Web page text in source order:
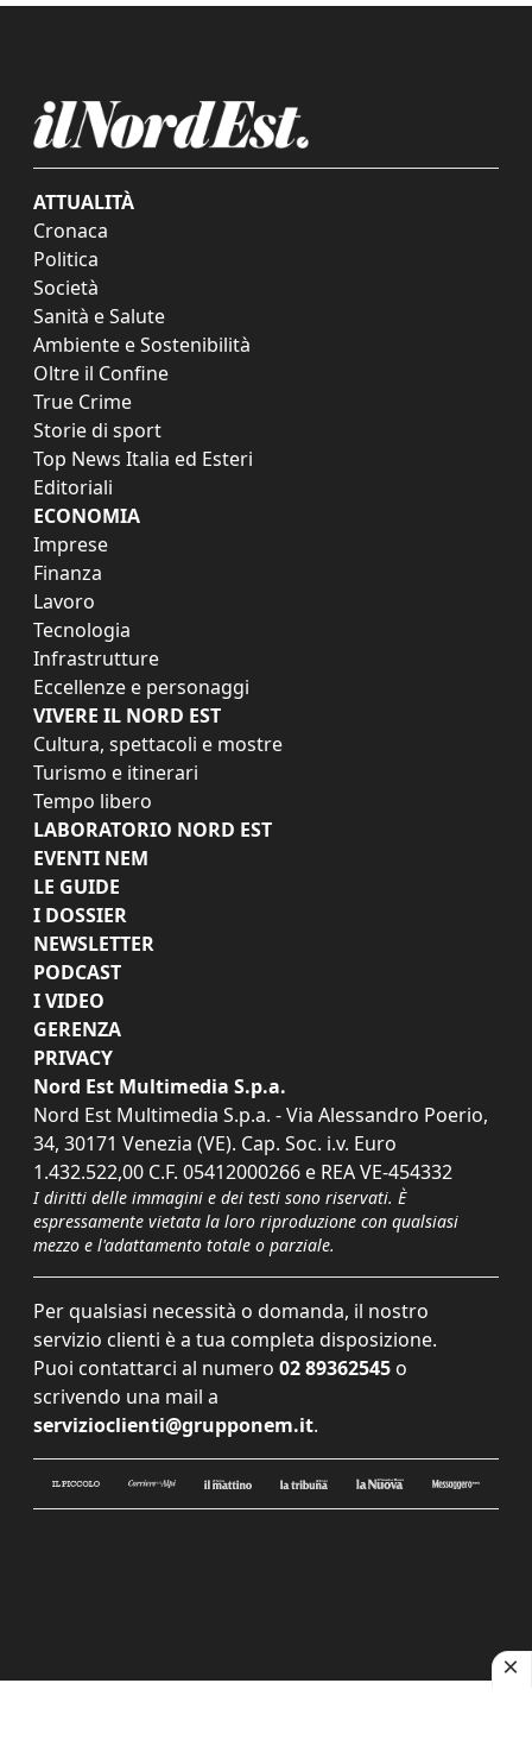
ATTUALITÀ
Cronaca
Politica
Società
Sanità e Salute
Ambiente e Sostenibilità
Oltre il Confine
True Crime
Storie di sport
Top News Italia ed Esteri
Editoriali
ECONOMIA
Imprese
Finanza
Lavoro
Tecnologia
Infrastrutture
Eccellenze e personaggi
VIVERE IL NORD EST
Cultura, spettacoli e mostre
Turismo e itinerari
Tempo libero
LABORATORIO NORD EST
EVENTI NEM
LE GUIDE
I DOSSIER
NEWSLETTER
PODCAST
I VIDEO
GERENZA
PRIVACY
Nord Est Multimedia S.p.a.
Nord Est Multimedia S.p.a. - Via Alessandro Poerio,
34, 30171 Venezia (VE). Cap. Soc. i.v. Euro
1.432.522,00 C.F. 05412000266 e REA VE-454332
I diritti delle immagini e dei testi sono riservati. È
espressamente vietata la loro riproduzione con qualsiasi
mezzo e l'adattamento totale o parziale.
Per qualsiasi necessità o domanda, il nostro
servizio clienti è a tua completa disposizione.
Puoi contattarci al numero 02 89362545 o
scrivendo una mail a
servizioclienti@grupponem.it.